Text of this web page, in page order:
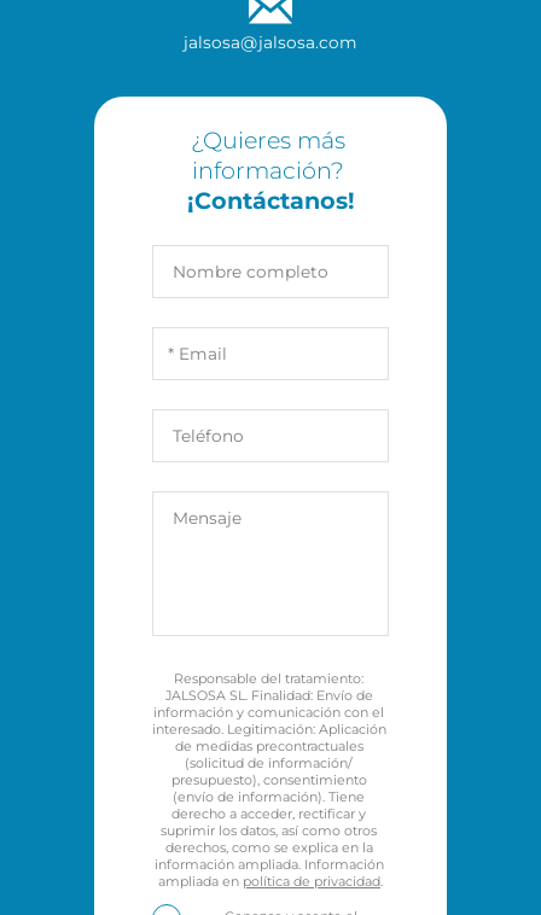
jalsosa@jalsosa.com
¿Quieres más
¡Contáctanos!
Responsable del tratamiento:
JALSOSA SL. Finalidad: Envío de
información y comunicación con el
interesado. Legitimación: Aplicación
de medidas precontractuales
(solicitud de información/
presupuesto), consentimiento
(envío de información). Tiene
derecho a acceder, rectificar y
suprimir los datos, así como otros
derechos, como se explica en la
información ampliada. Información
ampliada en política de privacidad.